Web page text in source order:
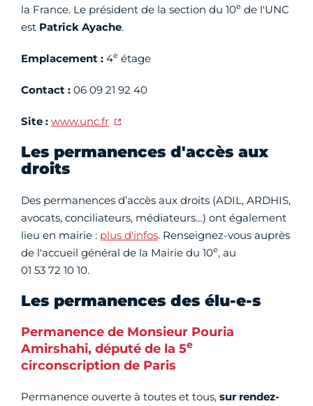
la France. Le président de la section du 10e de l'UNC
est Patrick Ayache.
Emplacement : 4e étage
Contact : 06 09 21 92 40
Site : www.unc.fr
Les permanences d'accès aux
droits
Des permanences d’accès aux droits (ADIL, ARDHIS,
avocats, conciliateurs, médiateurs…) ont également
lieu en mairie : plus d'infos. Renseignez-vous auprès
de l'accueil général de la Mairie du 10e, au
01 53 72 10 10.
Les permanences des élu-e-s
Permanence de Monsieur Pouria
Amirshahi, député de la 5e
circonscription de Paris
Permanence ouverte à toutes et tous, sur rendez-